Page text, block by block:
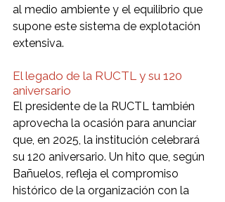
al medio ambiente y el equilibrio que
supone este sistema de explotación
extensiva.
El legado de la RUCTL y su 120
aniversario
El presidente de la RUCTL también
aprovecha la ocasión para anunciar
que, en 2025, la institución celebrará
su 120 aniversario. Un hito que, según
Bañuelos, refleja el compromiso
histórico de la organización con la